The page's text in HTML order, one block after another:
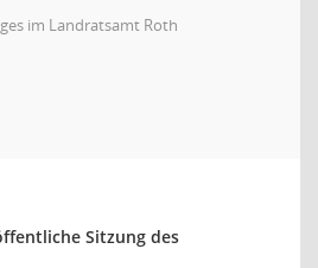
im Landratsamt Roth
Sitzung des